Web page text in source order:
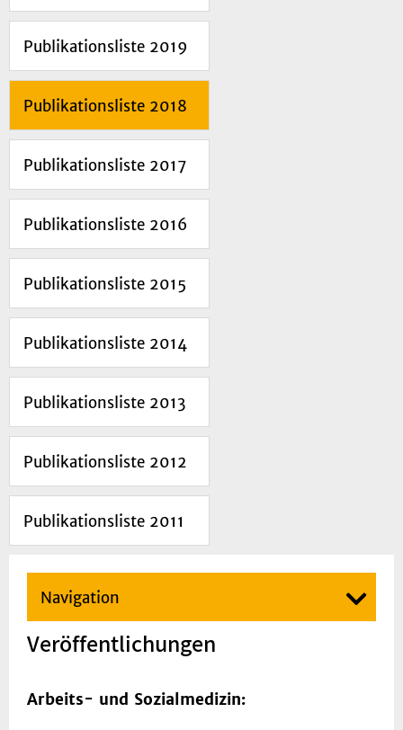
Publikationsliste 2019
Publikationsliste 2018
Publikationsliste 2017
Publikationsliste 2016
Publikationsliste 2015
Publikationsliste 2014
Publikationsliste 2013
Publikationsliste 2012
Publikationsliste 2011
Navigation
Veröffentlichungen
Arbeits- und Sozialmedizin: